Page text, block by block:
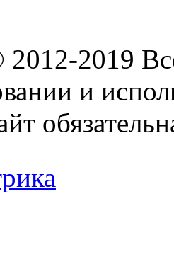
2019
и